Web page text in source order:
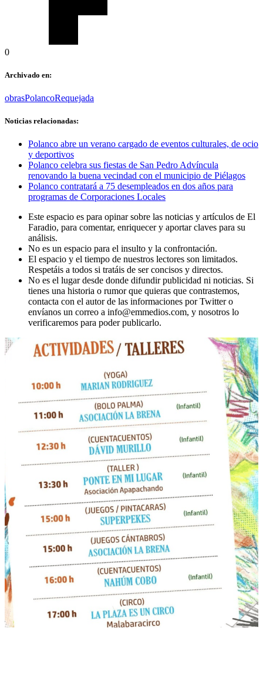
0
Archivado en:
obrasPolancoRequejada
Noticias relacionadas:
Polanco abre un verano cargado de eventos culturales, de ocio
y deportivos
Polanco celebra sus fiestas de San Pedro Advíncula
renovando la buena vecindad con el municipio de Piélagos
Polanco contratará a 75 desempleados en dos años para
programas de Corporaciones Locales
Este espacio es para opinar sobre las noticias y artículos de El
Faradio, para comentar, enriquecer y aportar claves para su
análisis.
No es un espacio para el insulto y la confrontación.
El espacio y el tiempo de nuestros lectores son limitados.
Respetáis a todos si tratáis de ser concisos y directos.
No es el lugar desde donde difundir publicidad ni noticias. Si
tienes una historia o rumor que quieras que contrastemos,
contacta con el autor de las informaciones por Twitter o
envíanos un correo a info@emmedios.com, y nosotros lo
verificaremos para poder publicarlo.